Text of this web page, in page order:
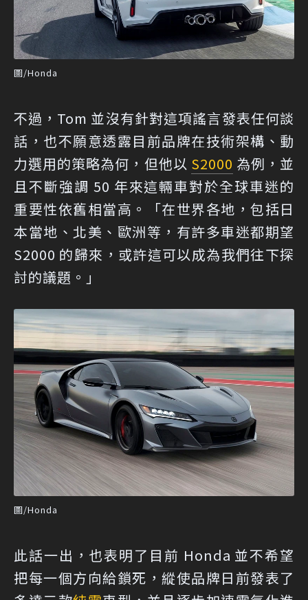
圖/Honda
不過，Tom 並沒有針對這項謠言發表任何談
話，也不願意透露目前品牌在技術架構、動
力選用的策略為何，但他以 S2000 為例，並
且不斷強調 50 年來這輛車對於全球車迷的
重要性依舊相當高。「在世界各地，包括日
本當地、北美、歐洲等，有許多車迷都期望
S2000 的歸來，或許這可以成為我們往下探
討的議題。」
圖/Honda
此話一出，也表明了目前 Honda 並不希望
把每一個方向給鎖死，縱使品牌日前發表了